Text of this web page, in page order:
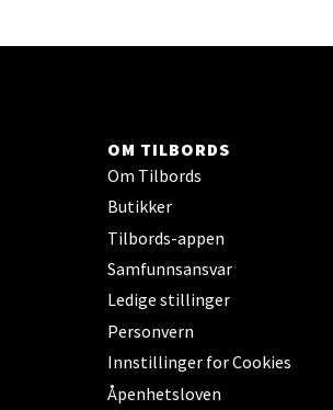
OM TILBORDS
Om Tilbords
Butikker
Tilbords-appen
Samfunnsansvar
Ledige stillinger
Personvern
Innstillinger for Cookies
Åpenhetsloven
Velg
Thon Senter Moa
25, 6010 Ålesund
20